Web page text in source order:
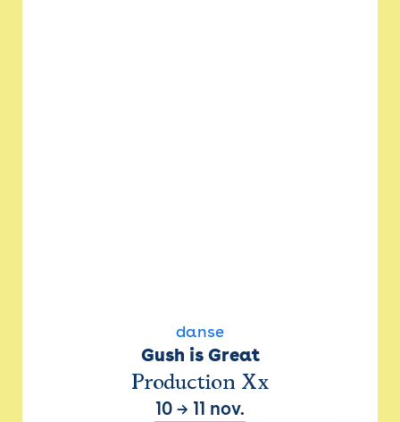
danse
Gush is Great
Production Xx
10 → 11 nov.